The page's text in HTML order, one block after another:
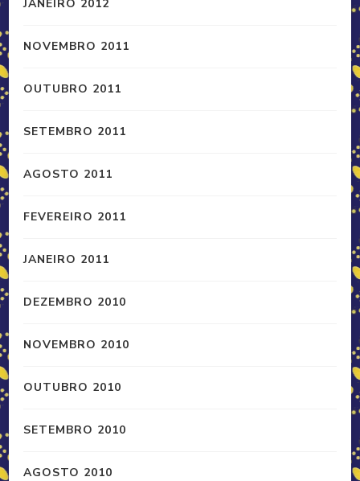
JANEIRO 2012
NOVEMBRO 2011
OUTUBRO 2011
SETEMBRO 2011
AGOSTO 2011
FEVEREIRO 2011
JANEIRO 2011
DEZEMBRO 2010
NOVEMBRO 2010
OUTUBRO 2010
SETEMBRO 2010
AGOSTO 2010